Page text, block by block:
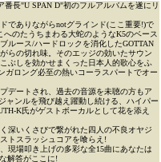
長"U SPAN D"初のフルアルバムを遂にリ
でありながらnotグラインド(ここ重要!)で
のたうちまわる大蛇のようなK5のベース
ルース/ハードロックを消化したGOTTAN
らの切れ味。そのエッジの効いたサウン
ぶしを効かせまくった日本人的歌心をふ
ガロング必至の熱いコーラスパートでオー
デートされ、過去の音源を未聴の方もア
ャンルを飛び越え躍動し続ける、ハイパー
K氏がゲストボーカルとして花を添え
深いくさびで繋がれた四人の不良オヤジ
トスラッシュコアを喰らえ!
現場叩き上げの多彩な全15曲にあなたは
解答がここに!